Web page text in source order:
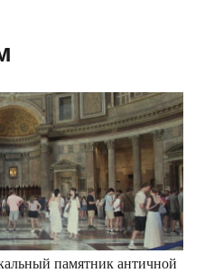
памятник античной